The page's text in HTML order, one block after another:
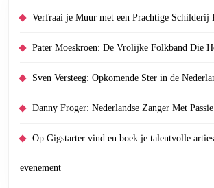
Verfraai je Muur met een Prachtige Schilderij
Pater Moeskroen: De Vrolijke Folkband Die
Sven Versteeg: Opkomende Ster in de
Danny Froger: Nederlandse Zanger Met
Op Gigstarter vind en boek je talentvolle
evenement